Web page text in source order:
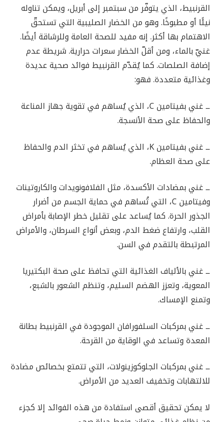
القرنبيط، الذي يتوفّر من سبتمبر إلى أبريل، ويمكن تناوله
نيئًا أو مطبوخًا. وهو من الخضار الصليبية التي تستحقّ
الاهتمام بها أكثر. إنه مفيد للصحة العامة وللرشاقة أيضًا.
غنيّ بالماء، ومن أقلّ الخضار سعرات حرارية. شريطة عدم
إضافة الصلصات. كما يُقدّم القرنبيط فوائد صحية عديدة
وغذائية متعددة. فهو:
ــ غني بفيتامين C، الذي يُساهم في تقوية جهاز المناعة
والحفاظ على صحة الأنسجة.
ــ غني بفيتامين K، الذي يُساهم في تخثر الدم والحفاظ
على صحة العظام.
ــ غني بمضادات الأكسدة، مثل الفلافونويدات والكاروتينات
وفيتامين C، التي تُساهم في حماية الجسم من أضرار
الجذور الحرة. كما يُساعد على تقليل خطر الإصابة بأمراض
القلب، وارتفاع ضغط الدم، وبعض أنواع السرطان، والأمراض
المرتبطة بالتقدم في السن.
ــ غني بالألياف الغذائية التي تحافظ على صحة البكتيريا
المعوية، وتعزز الهضم السليم، وتنظم الشعور بالشبع،
وتمنع الإمساك.
ــ غني بمركبات السلفورافان الموجودة في القرنبيط بطانة
المعدة وتساعد في الوقاية من القرحة.
ــ غني بمركبات الجلوكوزينولات، التي تتمتع بخصائص مضادة
للالتهابات وتخفيف العديد من الأمراض.
لا يمكن تحقيق أقصى استفادة من هذه الفوائد إلا كجزء